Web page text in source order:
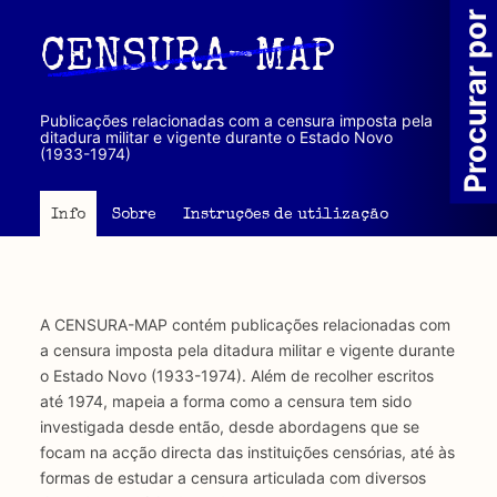
principal
CENSURA-MAP
Publicações relacionadas com a censura imposta pela
ditadura militar e vigente durante o Estado Novo
(1933-1974)
Info Sobre Instruções de utilização
A CENSURA-MAP contém publicações relacionadas com
a censura imposta pela ditadura militar e vigente durante
o Estado Novo (1933-1974). Além de recolher escritos
até 1974, mapeia a forma como a censura tem sido
investigada desde então, desde abordagens que se
focam na acção directa das instituições censórias, até às
formas de estudar a censura articulada com diversos
Procurar por